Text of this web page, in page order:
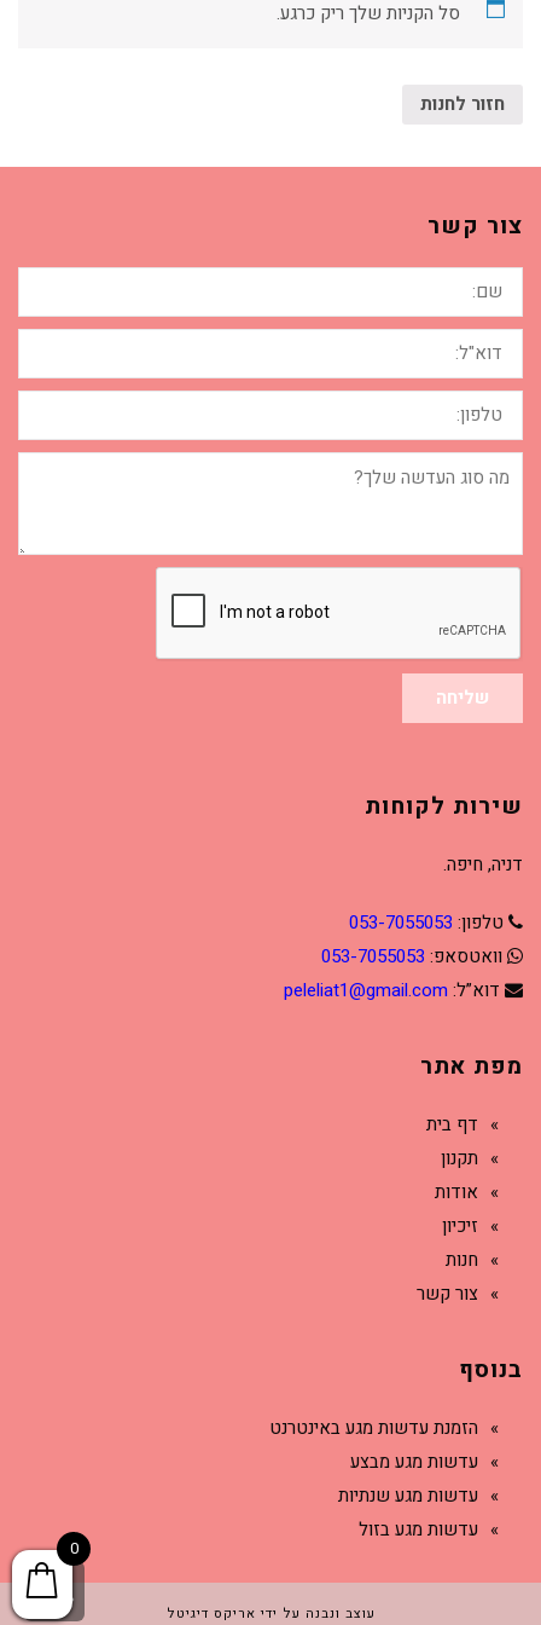
סל הקניות שלך ריק כרגע.
חזור לחנות
צור קשר
שם:
דוא"ל:
טלפון:
מה
סוג
שליחה
שירות לקוחות
דניה, חיפה.
טלפון: 053-7055053
וואטסאפ: 053-7055053
דוא”ל: peleliat1@gmail.com
מפת אתר
דף בית
תקנון
אודות
זיכיון
חנות
צור קשר
בנוסף
הזמנת עדשות מגע באינטרנט
עדשות מגע מבצע
עדשות מגע שנתיות
עדשות מגע בזול
עוצב ונבנה על ידי אריקס דיגיטל
0